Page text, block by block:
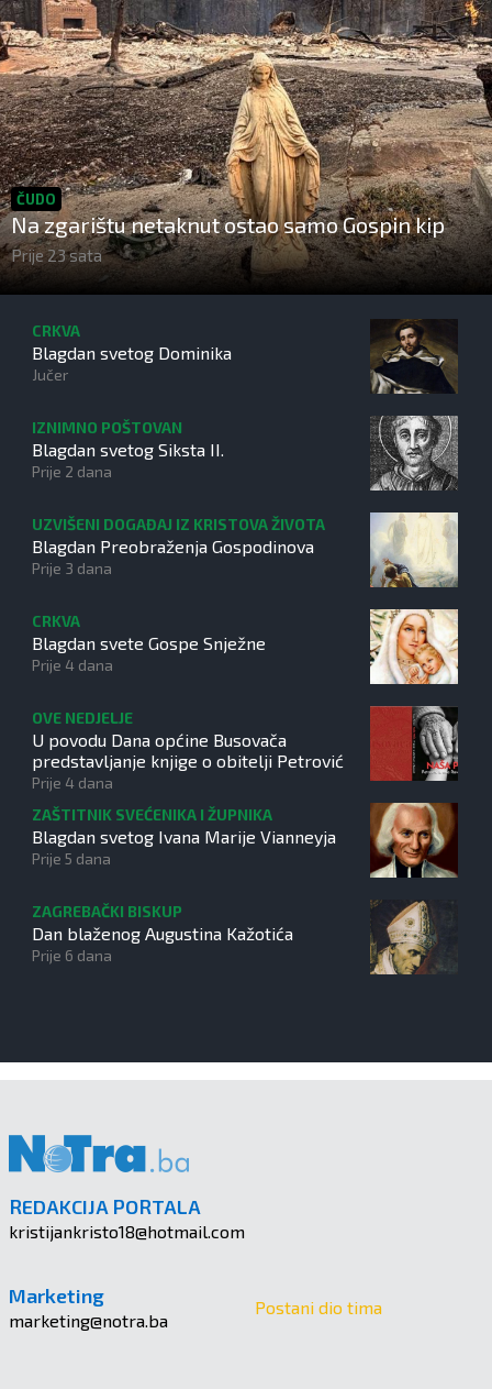
ČUDO
Na zgarištu netaknut ostao samo Gospin kip
Prije 23 sata
CRKVA
Blagdan svetog Dominika
Jučer
IZNIMNO POŠTOVAN
Blagdan svetog Siksta II.
Prije 2 dana
UZVIŠENI DOGAĐAJ IZ KRISTOVA ŽIVOTA
Blagdan Preobraženja Gospodinova
Prije 3 dana
CRKVA
Blagdan svete Gospe Snježne
Prije 4 dana
OVE NEDJELJE
U povodu Dana općine Busovača
predstavljanje knjige o obitelji Petrović
Prije 4 dana
ZAŠTITNIK SVEĆENIKA I ŽUPNIKA
Blagdan svetog Ivana Marije Vianneyja
Prije 5 dana
ZAGREBAČKI BISKUP
Dan blaženog Augustina Kažotića
Prije 6 dana
REDAKCIJA PORTALA
kristijankristo18@hotmail.com
Marketing
marketing@notra.ba
Postani dio tima